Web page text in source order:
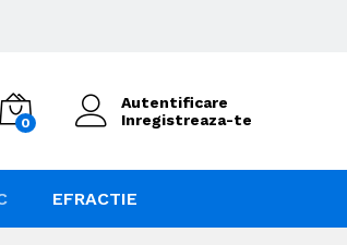
0
Autentificare
Inregistreaza-te
EFRACTIE